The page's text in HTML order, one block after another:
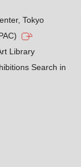
Tokyo
Library
Search in